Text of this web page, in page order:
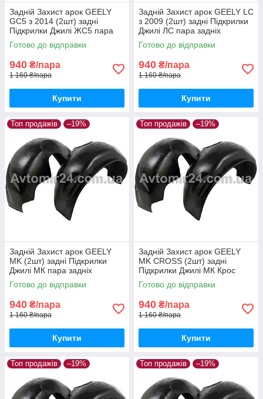
Задній Захист арок GEELY
GC5 з 2014 (2шт) задні
Підкрилки Джилі ЖС5 пара
задніх
Готово до відправки
940 ₴/пара
1 160 ₴/пара
Купити
Задній Захист арок GEELY LС
з 2009 (2шт) задні Підкрилки
Джилі ЛС пара задніх
Готово до відправки
940 ₴/пара
1 160 ₴/пара
Купити
Топ продажів –19%
Задній Захист арок GEELY
MK (2шт) задні Підкрилки
Джилі МК пара задніх
Готово до відправки
940 ₴/пара
1 160 ₴/пара
Купити
Топ продажів –19%
Задній Захист арок GEELY
MK CROSS (2шт) задні
Підкрилки Джилі МК Крос
пара задніх
Готово до відправки
940 ₴/пара
1 160 ₴/пара
Купити
Топ продажів –19% Топ продажів –19%